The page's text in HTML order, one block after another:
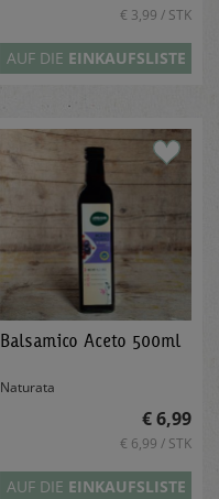
€ 3,99 / STK
AUF DIE EINKAUFSLISTE
Balsamico Aceto 500ml
Naturata
€ 6,99
€ 6,99 / STK
AUF DIE EINKAUFSLISTE